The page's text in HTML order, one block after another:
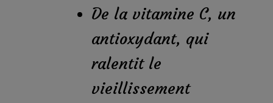
De la vitamine C, un
antioxydant, qui
ralentit le
vieillissement